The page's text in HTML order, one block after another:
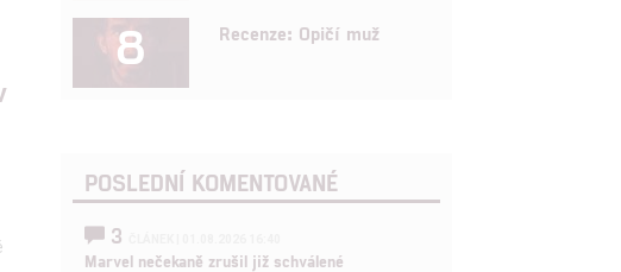
8 Recenze: Opičí muž
POSLEDNÍ KOMENTOVANÉ
3
Marvel nečekaně zrušil již schválené